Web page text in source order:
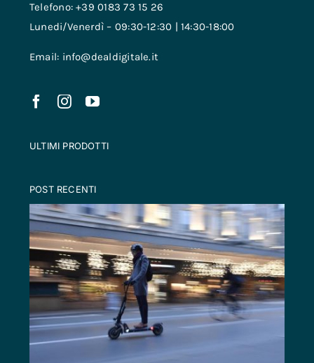
Telefono: +39 0183 73 15 26
Lunedi/Venerdì – 09:30-12:30 | 14:30-18:00
Email: info@dealdigitale.it
ULTIMI PRODOTTI
POST RECENTI